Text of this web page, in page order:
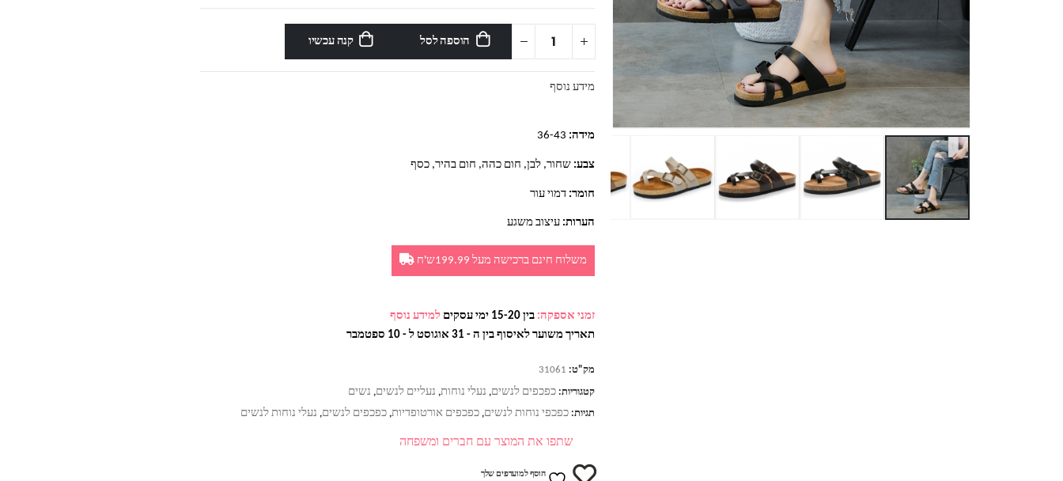
הוספה לסל קנה עכשיו
מידע נוסף
מידה: 36-43
צבע: שחור, לבן, חום כהה, חום בהיר, כסף
חומר: דמוי עור
הערות: עיצוב משגע
משלוח חינם ברכישה מעל 199.99ש'ח
זמני אספקה: בין 15-20 ימי עסקים
למידע נוסף
תאריך משוער לאיסוף בין ה - 31 אוגוסט ל - 10 ספטמבר
מק"ט: 31061
קטגוריות: כפכפים לנשים, נעלי נוחות, נעליים לנשים, נשים
תגיות: כפכפי נוחות לנשים, כפכפים אורטופדיות, כפכפים לנשים, נעלי נוחות לנשים
שתפו את המוצר עם חברים ומשפחה
הוסף למועדפים שלך